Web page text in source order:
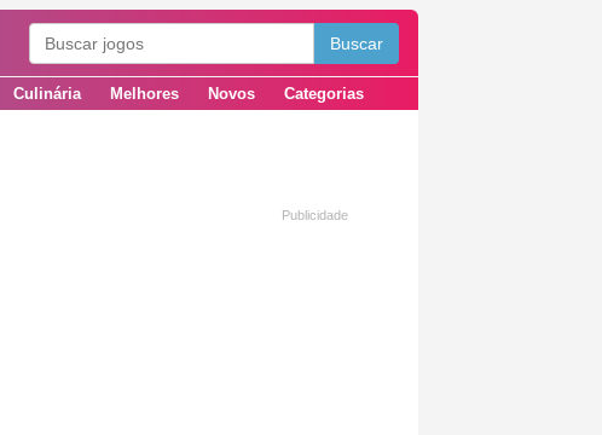
Culinária Melhores Novos Categorias